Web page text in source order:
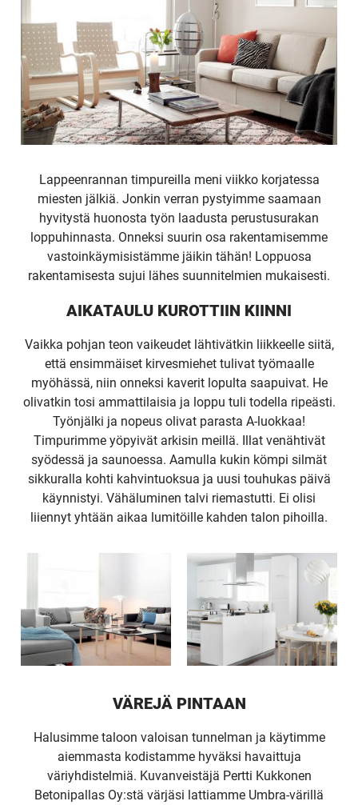
Lappeenrannan timpureilla meni viikko korjatessa
miesten jälkiä. Jonkin verran pystyimme saamaan
hyvitystä huonosta työn laadusta perustusurakan
loppuhinnasta. Onneksi suurin osa rakentamisemme
vastoinkäymisistämme jäikin tähän! Loppuosa
rakentamisesta sujui lähes suunnitelmien mukaisesti.
AIKATAULU KUROTTIIN KIINNI
Vaikka pohjan teon vaikeudet lähtivätkin liikkeelle siitä,
että ensimmäiset kirvesmiehet tulivat työmaalle
myöhässä, niin onneksi kaverit lopulta saapuivat. He
olivatkin tosi ammattilaisia ja loppu tuli todella ripeästi.
Työnjälki ja nopeus olivat parasta A-luokkaa!
Timpurimme yöpyivät arkisin meillä. Illat venähtivät
syödessä ja saunoessa. Aamulla kukin kömpi silmät
sikkuralla kohti kahvintuoksua ja uusi touhukas päivä
käynnistyi. Vähäluminen talvi riemastutti. Ei olisi
liiennyt yhtään aikaa lumitöille kahden talon pihoilla.
VÄREJÄ PINTAAN
Halusimme taloon valoisan tunnelman ja käytimme
aiemmasta kodistamme hyväksi havaittuja
väriyhdistelmiä. Kuvanveistäjä Pertti Kukkonen
Betonipallas Oy:stä värjäsi lattiamme Umbra-värillä